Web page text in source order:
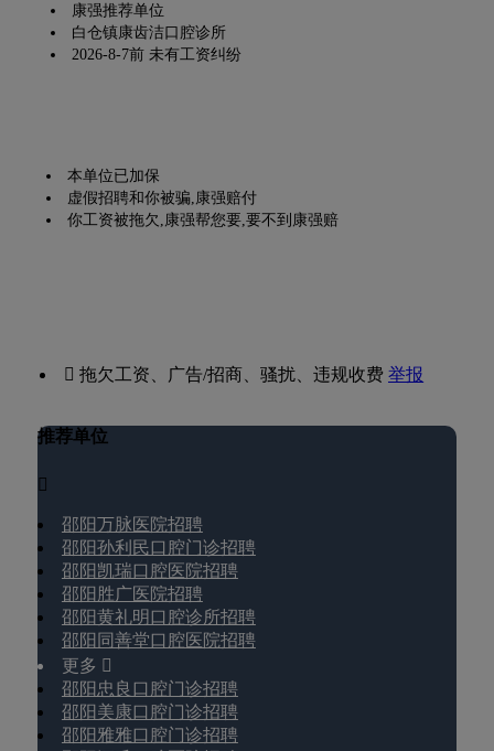
康强推荐单位
白仓镇康齿洁口腔诊所
2026-8-7前 未有工资纠纷
本单位已加保
虚假招聘和你被骗,康强赔付
你工资被拖欠,康强帮您要,要不到康强赔
 拖欠工资、广告/招商、骚扰、违规收费举报
推荐单位

邵阳万脉医院招聘
邵阳孙利民口腔门诊招聘
邵阳凯瑞口腔医院招聘
邵阳胜广医院招聘
邵阳黄礼明口腔诊所招聘
邵阳同善堂口腔医院招聘
更多 
邵阳忠良口腔门诊招聘
邵阳美康口腔门诊招聘
邵阳雅雅口腔门诊招聘